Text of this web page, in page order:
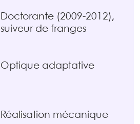
Doctorante (2009-2012),
suiveur de franges
Optique adaptative
Réalisation mécanique